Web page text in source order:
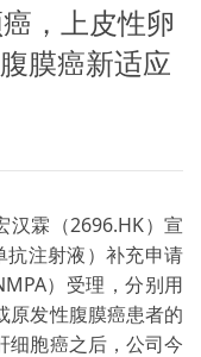
，上皮性卵
膜癌新适应
霖（2696.HK）宣
抗注射液）补充申请
）受理，分别用
原发性腹膜癌患者的
细胞癌之后，公司今